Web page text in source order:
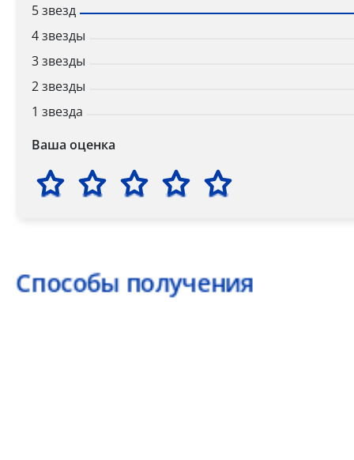
5 звезд
4 звезды
3 звезды
2 звезды
1 звезда
Ваша оценка
Способы получения